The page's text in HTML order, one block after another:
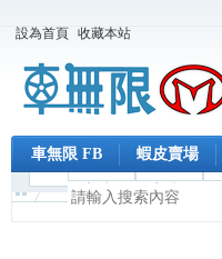
設為首頁 收藏本站
車無限 FB 蝦皮賣場